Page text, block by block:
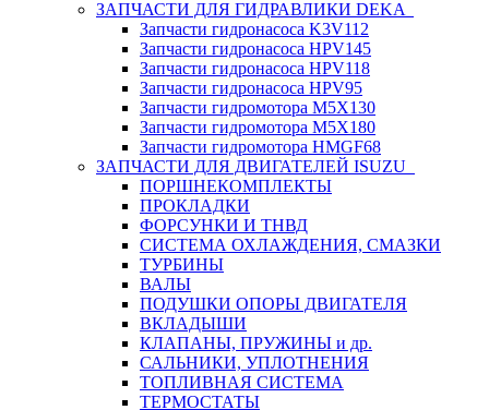
ЗАПЧАСТИ ДЛЯ ГИДРАВЛИКИ DEKA
Запчасти гидронасоса K3V112
Запчасти гидронасоса HPV145
Запчасти гидронасоса HPV118
Запчасти гидронасоса HPV95
Запчасти гидромотора M5X130
Запчасти гидромотора M5X180
Запчасти гидромотора HMGF68
ЗАПЧАСТИ ДЛЯ ДВИГАТЕЛЕЙ ISUZU
ПОРШНЕКОМПЛЕКТЫ
ПРОКЛАДКИ
ФОРСУНКИ И ТНВД
СИСТЕМА ОХЛАЖДЕНИЯ, СМАЗКИ
ТУРБИНЫ
ВАЛЫ
ПОДУШКИ ОПОРЫ ДВИГАТЕЛЯ
ВКЛАДЫШИ
КЛАПАНЫ, ПРУЖИНЫ и др.
САЛЬНИКИ, УПЛОТНЕНИЯ
ТОПЛИВНАЯ СИСТЕМА
ТЕРМОСТАТЫ